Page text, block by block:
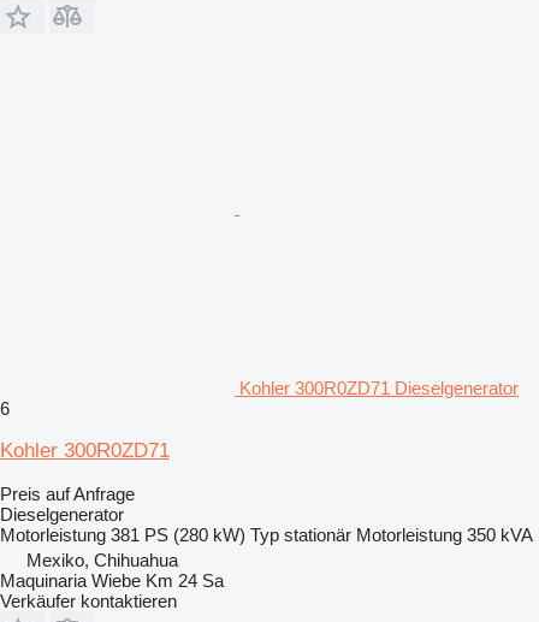
Kohler 300R0ZD71 Dieselgenerator
6
Kohler 300R0ZD71
Preis auf Anfrage
Dieselgenerator
Motorleistung 381 PS (280 kW) Typ stationär Motorleistung 350 kVA
Mexiko, Chihuahua
Maquinaria Wiebe Km 24 Sa
Verkäufer kontaktieren